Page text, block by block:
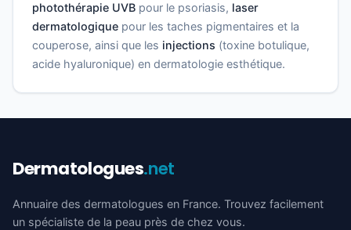
photothérapie UVB pour le psoriasis, laser
dermatologique pour les taches pigmentaires et la
couperose, ainsi que les injections (toxine botulique,
acide hyaluronique) en dermatologie esthétique.
Dermatologues.net
Annuaire des dermatologues en France. Trouvez facilement
un spécialiste de la peau près de chez vous.